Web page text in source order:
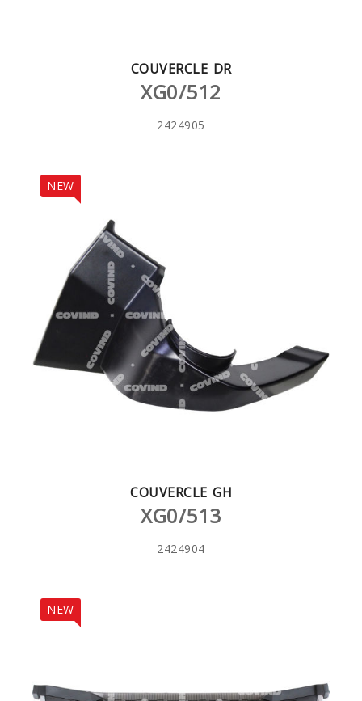
COUVERCLE DR
XG0/512
2424905
NEW
COUVERCLE GH
XG0/513
2424904
NEW